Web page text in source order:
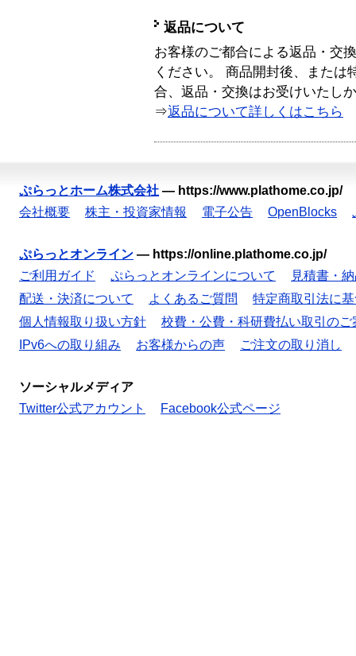
返品について
お客様のご都合による返品・交
ください。 商品開封後、または
合、返品・交換はお受けいたし
⇒返品について詳しくはこちら
ぷらっとホーム株式会社 — https://www.plathome.co.jp/
会社概要
株主・投資家情報 電子公告 OpenBlocks
ぷらっとオンライン — https://online.plathome.co.jp/
ご利用ガイド
ぷらっとオンラインについて
見積書・
配送・決済について
よくあるご質問
特定商取引法に
個人情報取り扱い方針
校費・公費・科研費払い取引のご
IPv6への取り組み
お客様からの声 ご注文の取り消し
ソーシャルメディア
Twitter公式アカウント
Facebook公式ページ